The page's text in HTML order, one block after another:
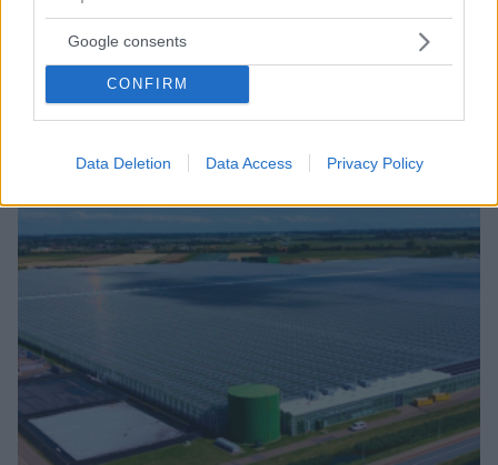
Google consents
CONFIRM
Data Deletion Data Access Privacy Policy
να ζήσεις μετά την σύνταξη, ανάμεσά τους και
τέσσερις πόλεις της Ελλάδας